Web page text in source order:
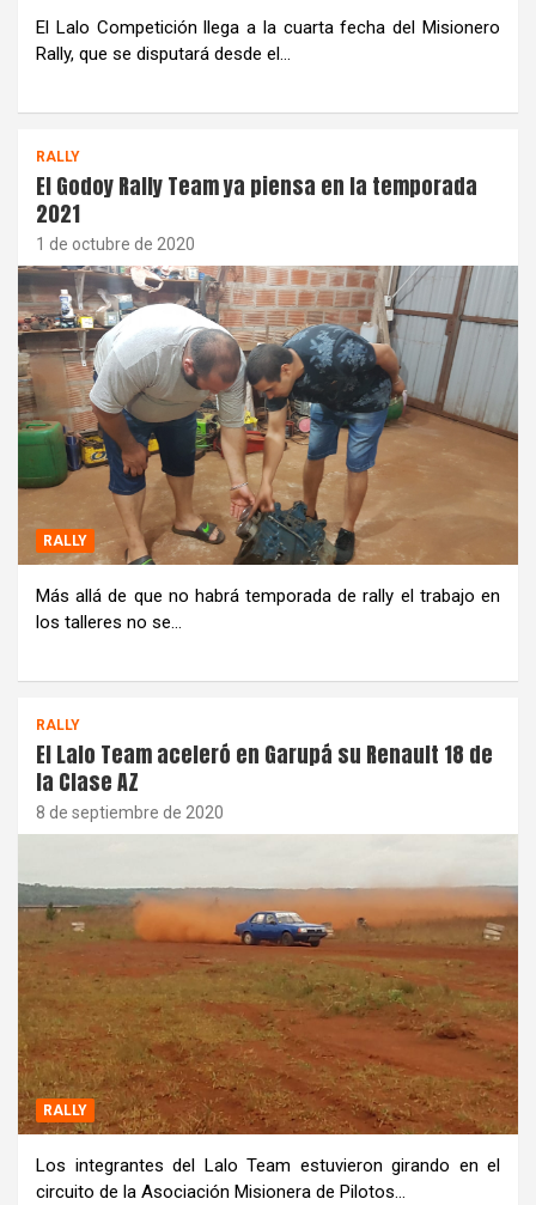
El Lalo Competición llega a la cuarta fecha del Misionero
Rally, que se disputará desde el…
RALLY
El Godoy Rally Team ya piensa en la temporada
2021
1 de octubre de 2020
RALLY
Más allá de que no habrá temporada de rally el trabajo en
los talleres no se…
RALLY
El Lalo Team aceleró en Garupá su Renault 18 de
la Clase AZ
8 de septiembre de 2020
RALLY
Los integrantes del Lalo Team estuvieron girando en el
circuito de la Asociación Misionera de Pilotos…